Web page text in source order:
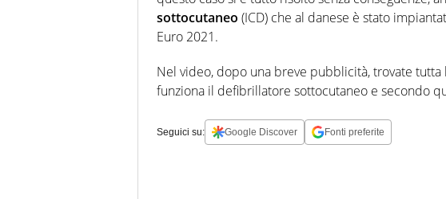
sottocutaneo (ICD) che al danese è stato
Euro 2021.
Nel video, dopo una breve pubblicità, trovate tutta
funziona il defibrillatore sottocutaneo e secondo
Seguici su: Google Discover Fonti preferite